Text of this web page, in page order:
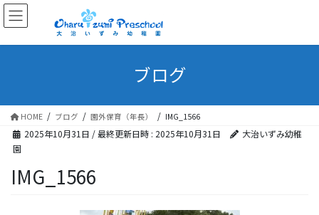
ブログ
HOME ブログ 園外保育（年長） IMG_1566
2025年10月31日 / 最終更新日時 : 2025年10月31日
大治いずみ幼稚
園
IMG_1566